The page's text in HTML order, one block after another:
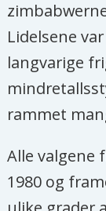
Lidelsene
langvarige
rammet
Alle valgene
1980 og